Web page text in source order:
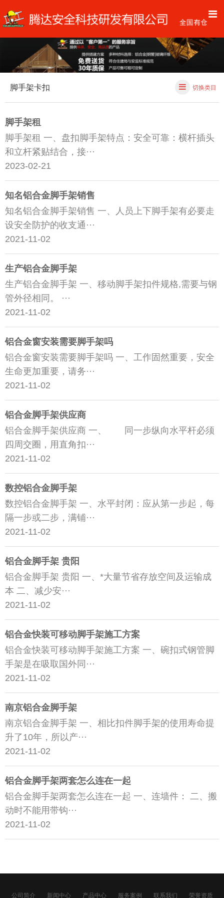
脚手架卡扣 切换类目
脚手架租
脚手架租 一、盘扣脚手架特点：安全可靠：横杆插头
和立杆紧贴结合，接···
2023-02-21
知名铝合金脚手架销售
知名铝合金脚手架销售 一、人员上下脚手架有必要走
设安全防护的收支通···
2021-11-02
生产铝合金脚手架
生产铝合金脚手架 一、移动脚手架扣件规格,需要与钢
管外径相同。 ···
2021-11-02
铝合金窗安装需要脚手架吗
铝合金窗安装需要脚手架吗 一、工作固然重要，安全
生命更加重要，请务···
2021-11-02
铝合金脚手架供应商
铝合金脚手架供应商 一、 同一步纵向水平杆必须
四周交圈，用直角扣···
2021-11-02
数控铝合金脚手架
数控铝合金脚手架 一、水平封闭：应从第一步起，每
隔一步或二步，满铺···
2021-11-02
铝合金脚手架 贵阳
铝合金脚手架 贵阳 一、*大量节省存放空间及运输成
本 二、减少安···
2021-11-02
铝合金快装可移动脚手架施工方案
铝合金快装可移动脚手架施工方案 一、碗扣式钢管脚
手架是在吸取国外同···
2021-11-02
南京铝合金脚手架
南京铝合金脚手架 一、相比扣件脚手架的使用寿命提
升了10年，所以产···
2021-11-02
铝合金脚手架两套怎么连在一起
铝合金脚手架两套怎么连在一起 一、连墙件： 二、搬
动时不能用带钩···
2021-11-02
公司简介 新闻中心 产品中心 服务案例 联系我们 荣誉资质